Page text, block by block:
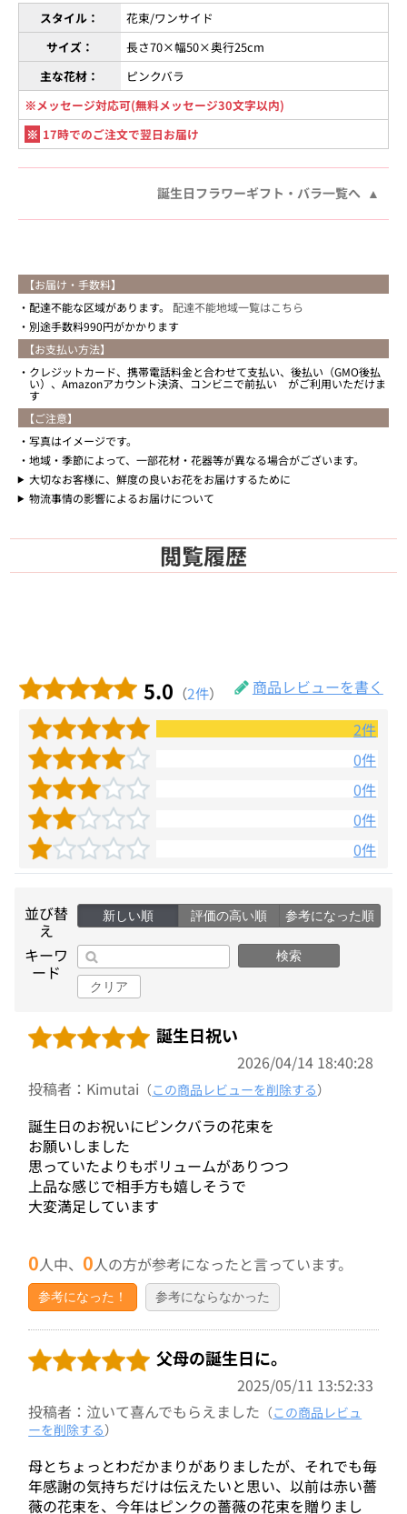
スタイル：
花束/ワンサイド
サイズ：
長さ70×幅50×奥行25cm
主な花材：
ピンクバラ
※メッセージ対応可(無料メッセージ30文字以内)
※ 17時でのご注文で翌日お届け
誕生日フラワーギフト・バラ一覧へ
【お届け・手数料】
配達不能な区域があります。 配達不能地域一覧はこちら
別途手数料990円がかかります
【お支払い方法】
クレジットカード、携帯電話料金と合わせて支払い、後払い（GMO後払
い）、Amazonアカウント決済、コンビニで前払い がご利用いただけま
す
【ご注意】
写真はイメージです。
地域・季節によって、一部花材・花器等が異なる場合がございます。
大切なお客様に、鮮度の良いお花をお届けするために
物流事情の影響によるお届けについて
閲覧履歴
5.0 （2件）
商品レビューを書く
2件
0件
0件
0件
0件
並び替
え
新しい順 評価の高い順 参考になった順
キーワ
ード
検索
クリア
誕生日祝い
2026/04/14 18:40:28
投稿者：Kimutai （この商品レビューを削除する）
誕生日のお祝いにピンクバラの花束を
お願いしました
思っていたよりもボリュームがありつつ
上品な感じで相手方も嬉しそうで
大変満足しています
0人中、0人の方が参考になったと言っています。
参考になった！ 参考にならなかった
父母の誕生日に。
2025/05/11 13:52:33
投稿者：泣いて喜んでもらえました （この商品レビュ
ーを削除する）
母とちょっとわだかまりがありましたが、それでも毎
年感謝の気持ちだけは伝えたいと思い、以前は赤い薔
薇の花束を、今年はピンクの薔薇の花束を贈りまし